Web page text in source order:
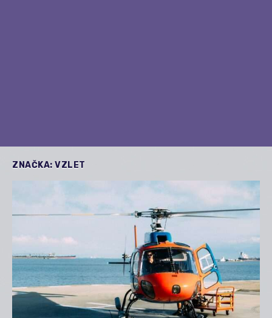
ZNAČKA: VZLET